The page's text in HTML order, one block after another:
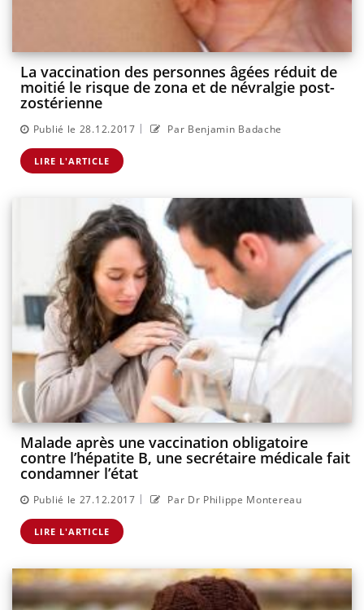
La vaccination des personnes âgées réduit de
moitié le risque de zona et de névralgie post-
zostérienne
Publié le 28.12.2017 | Par Benjamin Badache
LIRE L'ARTICLE
Malade après une vaccination obligatoire
contre l’hépatite B, une secrétaire médicale fait
condamner l’état
Publié le 27.12.2017 | Par Dr Philippe Montereau
LIRE L'ARTICLE